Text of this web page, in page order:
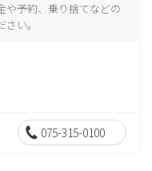
や予約、乗り捨てなどの
い。
075-315-0100